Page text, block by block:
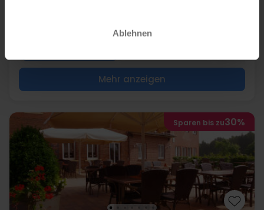
Ablehnen
1 Begrüßungsgetränk
CLASSIC II.
Mehr anzeigen
Sparen bis zu30%